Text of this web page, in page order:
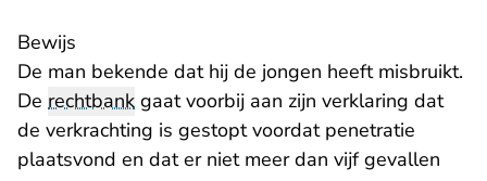
Bewijs
De man bekende dat hij de jongen heeft misbruikt.
De rechtbank gaat voorbij aan zijn verklaring dat
de verkrachting is gestopt voordat penetratie
plaatsvond en dat er niet meer dan vijf gevallen